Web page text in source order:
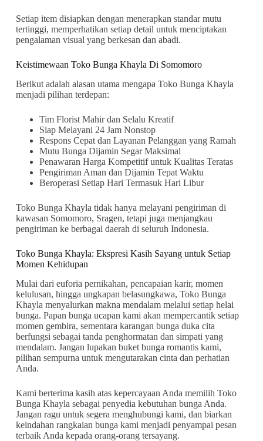
Setiap item disiapkan dengan menerapkan standar mutu
tertinggi, memperhatikan setiap detail untuk menciptakan
pengalaman visual yang berkesan dan abadi.
Keistimewaan Toko Bunga Khayla Di Somomoro
Berikut adalah alasan utama mengapa Toko Bunga Khayla
menjadi pilihan terdepan:
Tim Florist Mahir dan Selalu Kreatif
Siap Melayani 24 Jam Nonstop
Respons Cepat dan Layanan Pelanggan yang Ramah
Mutu Bunga Dijamin Segar Maksimal
Penawaran Harga Kompetitif untuk Kualitas Teratas
Pengiriman Aman dan Dijamin Tepat Waktu
Beroperasi Setiap Hari Termasuk Hari Libur
Toko Bunga Khayla tidak hanya melayani pengiriman di
kawasan Somomoro, Sragen, tetapi juga menjangkau
pengiriman ke berbagai daerah di seluruh Indonesia.
Toko Bunga Khayla: Ekspresi Kasih Sayang untuk Setiap
Momen Kehidupan
Mulai dari euforia pernikahan, pencapaian karir, momen
kelulusan, hingga ungkapan belasungkawa, Toko Bunga
Khayla menyalurkan makna mendalam melalui setiap helai
bunga. Papan bunga ucapan kami akan mempercantik setiap
momen gembira, sementara karangan bunga duka cita
berfungsi sebagai tanda penghormatan dan simpati yang
mendalam. Jangan lupakan buket bunga romantis kami,
pilihan sempurna untuk mengutarakan cinta dan perhatian
Anda.
Kami berterima kasih atas kepercayaan Anda memilih Toko
Bunga Khayla sebagai penyedia kebutuhan bunga Anda.
Jangan ragu untuk segera menghubungi kami, dan biarkan
keindahan rangkaian bunga kami menjadi penyampai pesan
terbaik Anda kepada orang-orang tersayang.